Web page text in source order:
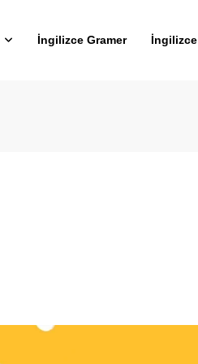
İngilizce Gramer İngilizce